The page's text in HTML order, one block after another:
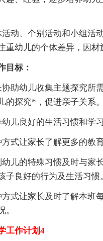
、个别活动和小组活
重幼儿的个体差异，因材
标：
幼儿收集主题探究所
的探究*，促进亲子关系。
良好的生活习惯和学习
让家长了解更多的教育
的特殊习惯及时与家
子良好的行为及生活习惯
让家长及时了解本班
。
工作计划4